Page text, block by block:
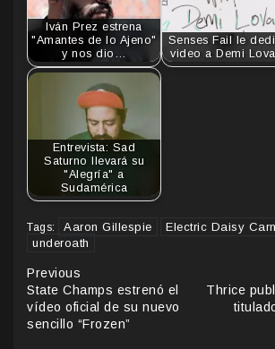
Iván Prez estrena
"Amantes de lo Ajeno"
y nos dio…
Senses Fail le
video a Demi
Entrevista: Sad
Saturno llevará su
"Alegría" a
Sudamérica
Tags: Aaron Gillespie Electric Daisy
underoath
Continue
Reading
Previous
State Champs estrenó el
vídeo oficial de su nuevo
sencillo “Frozen”
Thrice